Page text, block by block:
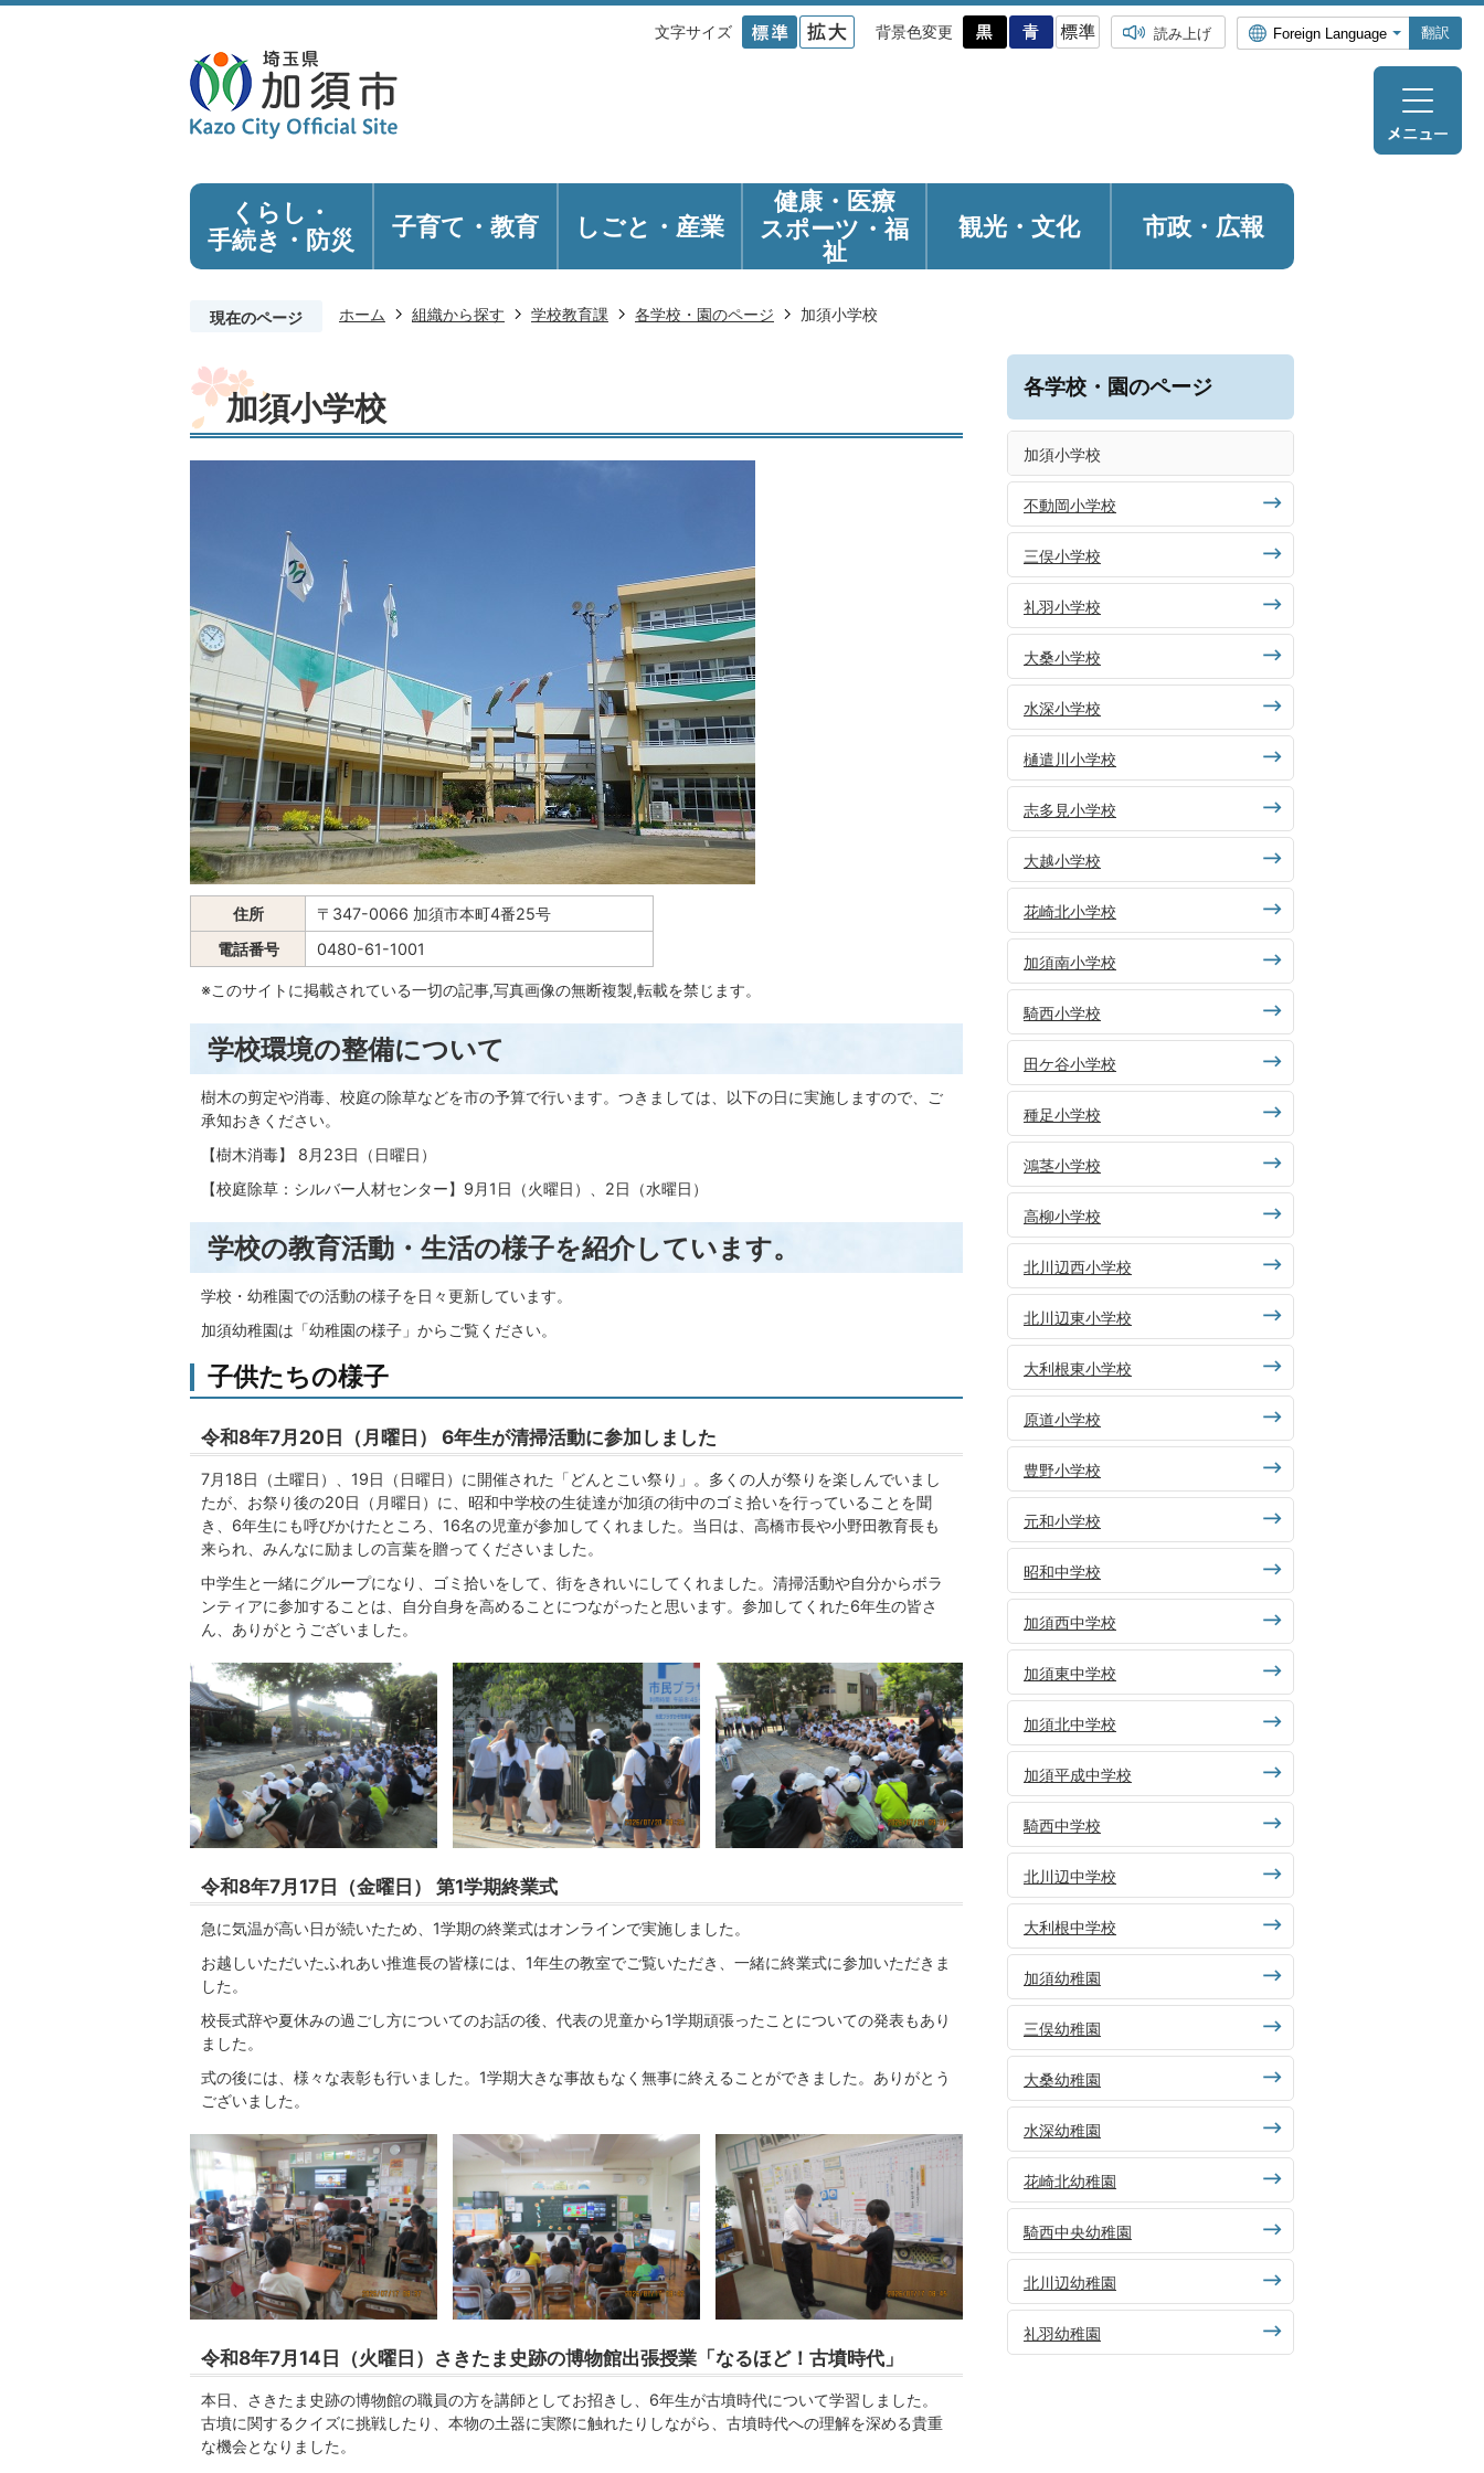
文字サイズ 背景色変更 読み上げ 翻訳
くらし・
手続き ・防災 子育て・教育 しごと・産業
健康・医療
スポーツ・福
祉
観光・ 文化 市政・広報
現在のページ ホーム 組織から探す 学校教育課 各学校・園のページ 加須小学校
加須小学校
住所
〒347-0066 加須市本町4番25号
電話番号
0480-61-1001
※このサイトに掲載されている一切の記事,写真画像の無断複製,転載を禁じます。
学校環境の整備について
樹木の剪定や消毒、校庭の除草などを市の予算で行います。つきましては、以下の日に実施しますので、ご
承知おきください。
【樹木消毒】 8月23日（日曜日）
【校庭除草：シルバー人材センター】9月1日（火曜日）、2日（水曜日）
学校の教育活動・生活の様子を紹介しています。
学校・幼稚園での活動の様子を日々更新しています。
加須幼稚園は「幼稚園の様子」からご覧ください。
子供たちの様子
令和8年7月20日（月曜日） 6年生が清掃活動に参加しました
7月18日（土曜日）、19日（日曜日）に開催された「どんとこい祭り」。多くの人が祭りを楽しんでいまし
たが、お祭り後の20日（月曜日）に、昭和中学校の生徒達が加須の街中のゴミ拾いを行っていることを聞
き、6年生にも呼びかけたところ、16名の児童が参加してくれました。当日は、高橋市長や小野田教育長も
来られ、みんなに励ましの言葉を贈ってくださいました。
中学生と一緒にグループになり、ゴミ拾いをして、街をきれいにしてくれました。清掃活動や自分からボラ
ンティアに参加することは、自分自身を高めることにつながったと思います。参加してくれた6年生の皆さ
ん、ありがとうございました。
令和8年7月17日（金曜日） 第1学期終業式
急に気温が高い日が続いたため、1学期の終業式はオンラインで実施しました。
お越しいただいたふれあい推進長の皆様には、1年生の教室でご覧いただき、一緒に終業式に参加いただきま
した。
校長式辞や夏休みの過ごし方についてのお話の後、代表の児童から1学期頑張ったことについての発表もあり
ました。
式の後には、様々な表彰も行いました。1学期大きな事故もなく無事に終えることができました。ありがとう
ございました。
令和8年7月14日（火曜日）さきたま史跡の博物館出張授業「なるほど！古墳時代」
本日、さきたま史跡の博物館の職員の方を講師としてお招きし、6年生が古墳時代について学習しました。
古墳に関するクイズに挑戦したり、本物の土器に実際に触れたりしながら、古墳時代への理解を深める貴重
な機会となりました。
各学校・園のページ
加須小学校
不動岡小学校
三俣小学校
礼羽小学校
大桑小学校
水深小学校
樋遣川小学校
志多見小学校
大越小学校
花崎北小学校
加須南小学校
騎西小学校
田ケ谷小学校
種足小学校
鴻茎小学校
高柳小学校
北川辺西小学校
北川辺東小学校
大利根東小学校
原道小学校
豊野小学校
元和小学校
昭和中学校
加須西中学校
加須東中学校
加須北中学校
加須平成中学校
騎西中学校
北川辺中学校
大利根中学校
加須幼稚園
三俣幼稚園
大桑幼稚園
水深幼稚園
花崎北幼稚園
騎西中央幼稚園
北川辺幼稚園
礼羽幼稚園